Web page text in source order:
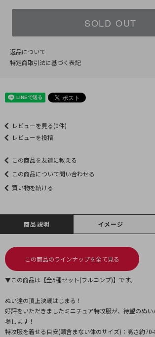
SOLD OUT
返品について
特定商取引法に基づく表記
レビューを見る(0件)
レビューを投稿
この商品を友達に教える
この商品について問い合わせる
買い物を続ける
商品説明 イメージ
この商品のラインナップを全て見る
▼この商品は【全5種セット(フルコンプ)】です。
ぬい達の頂上決戦はじまる！
好評をいただきましたミニチュア特攻服が、待望のぬ
場します！
特攻服を着せる目安(頭含まない体のサイズ)：高さ約